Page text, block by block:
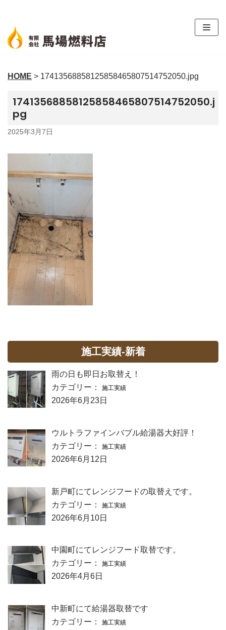
ン
テ
ン
へ
キ
ッ
プ
HOME > 17413568858125858465807514752050.jpg
17413568858125858465807514752050.j
pg
2025年3月7日
施工実績-新着
雨の日も即日お取替え！
カテゴリー：
施工実績
2026年6月23日
ウルトラファインバブル給湯器大好評！
カテゴリー：
施工実績
2026年6月12日
新戸町にてレンジフードの取替えです。
カテゴリー：
施工実績
2026年6月10日
中園町にてレンジフード取替です。
カテゴリー：
施工実績
2026年4月6日
中新町にて給湯器取替です
カテゴリー：
施工実績